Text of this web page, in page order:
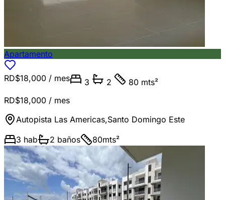
Apartamento
RD$18,000 / mes 3 2
80 mts²
RD$18,000 / mes
Autopista Las Americas,Santo Domingo Este
3 hab 2 baños 80mts²